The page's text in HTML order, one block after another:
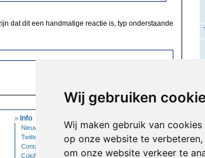
Wij gebruiken
Wij maken gebruik van
op onze website te
om onze website verkeer te
dat dit een handmatige reactie is, typ onderstaande
Info
Nieuwsbrief
Twitter
Contact
Colofon
Inloggen